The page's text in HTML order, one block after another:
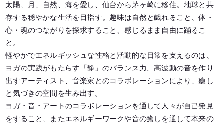
太陽、月、自然、海を愛し、仙台から茅ヶ崎に移住。地球と共
存する穏やかな生活を目指す。趣味は自然と戯れること、体・
心・魂のつながりを探求すること、感じるまま自由に踊るこ
と。
軽やかでエネルギッシュな性格と活動的な日常を支えるのは、
ヨガの実践がもたらす「静」のバランス力。高波動の音を作り
出すアーティスト、音楽家とのコラボレーションにより、癒し
と気づきの空間を生み出す。
ヨガ・音・アートのコラボレーションを通して人々が自己発見
をすること、またエネルギーワークや音の癒しを通して本来の